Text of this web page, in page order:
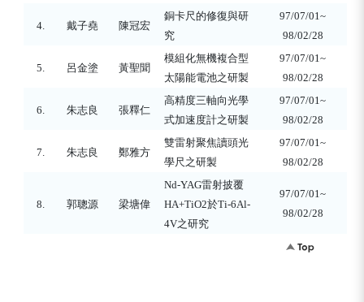
4. 戴子堯 陳冠宏
銅卡尺的修復與研
究
97/07/01~
98/02/28
5. 呂金塗 黃聖聞
模組化無機複合型
太陽能電池之研製
97/07/01~
98/02/28
6. 朱志良 張釋仁
高精度三軸向光學
式加速度計之研製
97/07/01~
98/02/28
7. 朱志良 鄭雅方
雙雷射聚焦讀頭光
學尺之研製
97/07/01~
98/02/28
8. 郭聰源 梁塘偉
Nd-YAG雷射披覆
HA+TiO2於Ti-6Al-
4V之研究
97/07/01~
98/02/28